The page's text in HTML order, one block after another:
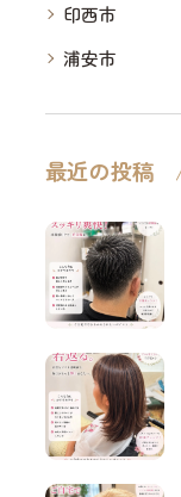
印西市
浦安市
最近の投稿